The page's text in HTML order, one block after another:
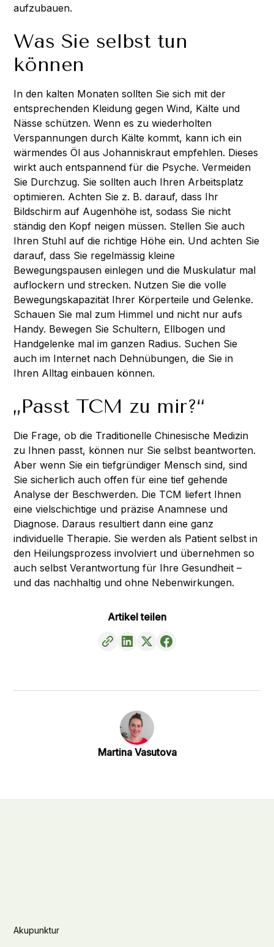
aufzubauen.
Was Sie selbst tun
können
In den kalten Monaten sollten Sie sich mit der
entsprechenden Kleidung gegen Wind, Kälte und
Nässe schützen. Wenn es zu wiederholten
Verspannungen durch Kälte kommt, kann ich ein
wärmendes Öl aus Johanniskraut empfehlen. Dieses
wirkt auch entspannend für die Psyche. Vermeiden
Sie Durchzug. Sie sollten auch Ihren Arbeitsplatz
optimieren. Achten Sie z. B. darauf, dass Ihr
Bildschirm auf Augenhöhe ist, sodass Sie nicht
ständig den Kopf neigen müssen. Stellen Sie auch
Ihren Stuhl auf die richtige Höhe ein. Und achten Sie
darauf, dass Sie regelmässig kleine
Bewegungspausen einlegen und die Muskulatur mal
auflockern und strecken. Nutzen Sie die volle
Bewegungskapazität Ihrer Körperteile und Gelenke.
Schauen Sie mal zum Himmel und nicht nur aufs
Handy. Bewegen Sie Schultern, Ellbogen und
Handgelenke mal im ganzen Radius. Suchen Sie
auch im Internet nach Dehnübungen, die Sie in
Ihren Alltag einbauen können.
„Passt TCM zu mir?“
Die Frage, ob die Traditionelle Chinesische Medizin
zu Ihnen passt, können nur Sie selbst beantworten.
Aber wenn Sie ein tiefgründiger Mensch sind, sind
Sie sicherlich auch offen für eine tief gehende
Analyse der Beschwerden. Die TCM liefert Ihnen
eine vielschichtige und präzise Anamnese und
Diagnose. Daraus resultiert dann eine ganz
individuelle Therapie. Sie werden als Patient selbst in
den Heilungsprozess involviert und übernehmen so
auch selbst Verantwortung für Ihre Gesundheit –
und das nachhaltig und ohne Nebenwirkungen.
Artikel teilen
Martina Vasutova
Akupunktur